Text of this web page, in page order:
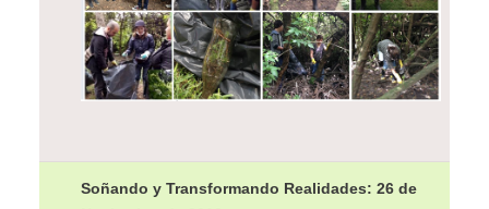
Soñando y Transformando Realidades: 26 de